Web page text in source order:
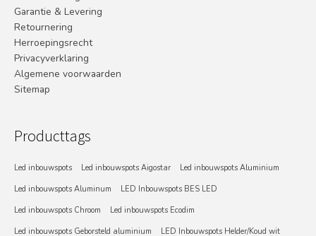
Garantie & Levering
Retournering
Herroepingsrecht
Privacyverklaring
Algemene voorwaarden
Sitemap
Producttags
Led inbouwspots Led inbouwspots Aigostar
Led inbouwspots Aluminium
Led inbouwspots Aluminum
LED Inbouwspots BES LED
Led inbouwspots Chroom
Led inbouwspots Ecodim
Led inbouwspots Geborsteld aluminium
LED Inbouwspots Helder/Koud wit